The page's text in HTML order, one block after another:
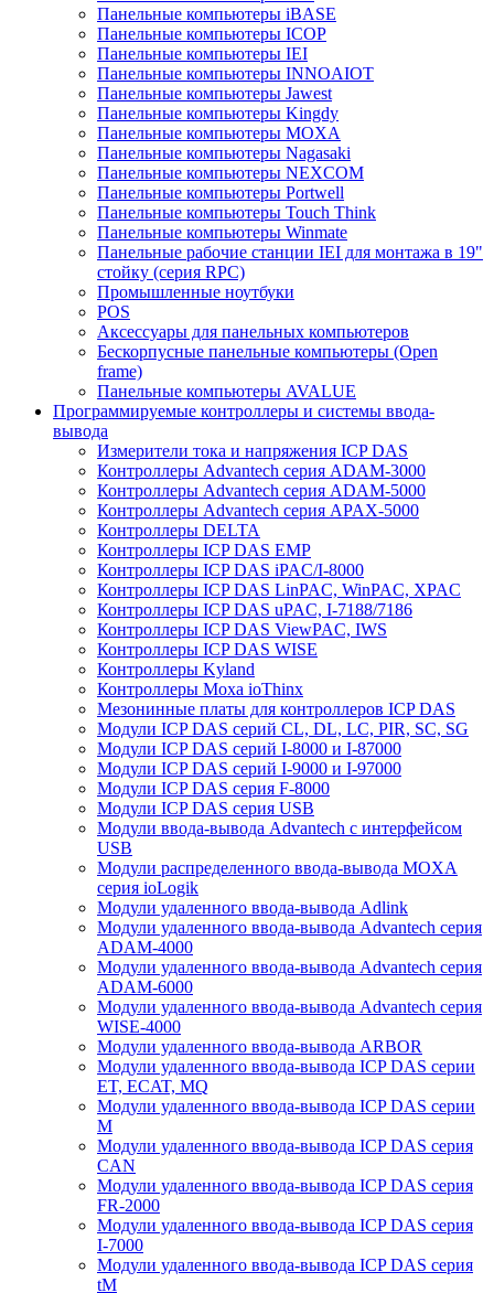
Панельные компьютеры iBASE
Панельные компьютеры ICOP
Панельные компьютеры IEI
Панельные компьютеры INNOAIOT
Панельные компьютеры Jawest
Панельные компьютеры Kingdy
Панельные компьютеры MOXA
Панельные компьютеры Nagasaki
Панельные компьютеры NEXCOM
Панельные компьютеры Portwell
Панельные компьютеры Touch Think
Панельные компьютеры Winmate
Панельные рабочие станции IEI для монтажа в 19"
стойку (серия RPC)
Промышленные ноутбуки
POS
Аксессуары для панельных компьютеров
Бескорпусные панельные компьютеры (Open
frame)
Панельные компьютеры AVALUE
Программируемые контроллеры и системы ввода-
вывода
Измерители тока и напряжения ICP DAS
Контроллеры Advantech серия ADAM-3000
Контроллеры Advantech серия ADAM-5000
Контроллеры Advantech серия APAX-5000
Контроллеры DELTA
Контроллеры ICP DAS EMP
Контроллеры ICP DAS iPAC/I-8000
Контроллеры ICP DAS LinPAC, WinPAC, XPAC
Контроллеры ICP DAS uPAC, I-7188/7186
Контроллеры ICP DAS ViewPAC, IWS
Контроллеры ICP DAS WISE
Контроллеры Kyland
Контроллеры Moxa ioThinx
Мезонинные платы для контроллеров ICP DAS
Модули ICP DAS серий CL, DL, LC, PIR, SC, SG
Модули ICP DAS серий I-8000 и I-87000
Модули ICP DAS серий I-9000 и I-97000
Модули ICP DAS серия F-8000
Модули ICP DAS серия USB
Модули ввода-вывода Advantech с интерфейсом
USB
Модули распределенного ввода-вывода MOXA
серия ioLogik
Модули удаленного ввода-вывода Adlink
Модули удаленного ввода-вывода Advantech серия
ADAM-4000
Модули удаленного ввода-вывода Advantech серия
ADAM-6000
Модули удаленного ввода-вывода Advantech серия
WISE-4000
Модули удаленного ввода-вывода ARBOR
Модули удаленного ввода-вывода ICP DAS серии
ET, ECAT, MQ
Модули удаленного ввода-вывода ICP DAS серии
M
Модули удаленного ввода-вывода ICP DAS серия
CAN
Модули удаленного ввода-вывода ICP DAS серия
FR-2000
Модули удаленного ввода-вывода ICP DAS серия
I-7000
Модули удаленного ввода-вывода ICP DAS серия
tM